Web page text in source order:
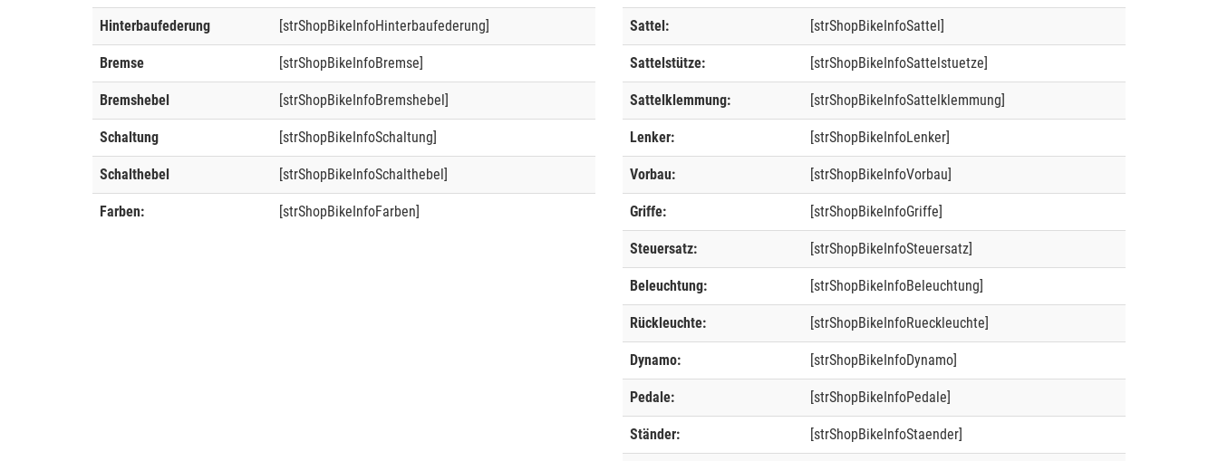
Hinterbaufederung [strShopBikeInfoHinterbaufederung]
Bremse [strShopBikeInfoBremse]
Bremshebel [strShopBikeInfoBremshebel]
Schaltung [strShopBikeInfoSchaltung]
Schalthebel [strShopBikeInfoSchalthebel]
Farben: [strShopBikeInfoFarben]
Sattel: [strShopBikeInfoSattel]
Sattelstütze: [strShopBikeInfoSattelstuetze]
Sattelklemmung: [strShopBikeInfoSattelklemmung]
Lenker: [strShopBikeInfoLenker]
Vorbau: [strShopBikeInfoVorbau]
Griffe: [strShopBikeInfoGriffe]
Steuersatz: [strShopBikeInfoSteuersatz]
Beleuchtung: [strShopBikeInfoBeleuchtung]
Rückleuchte: [strShopBikeInfoRueckleuchte]
Dynamo: [strShopBikeInfoDynamo]
Pedale: [strShopBikeInfoPedale]
Ständer: [strShopBikeInfoStaender]